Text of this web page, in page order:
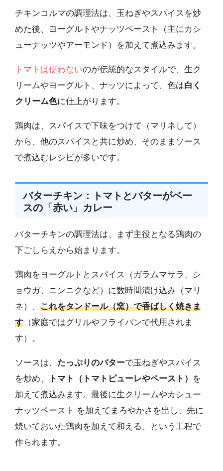
チキンコルマの調理法は、玉ねぎやスパイスを炒
めた後、ヨーグルトやナッツペースト（主にカシ
ューナッツやアーモンド）を加えて煮込みます。
トマトは使わないのが伝統的なスタイルで、生ク
リームやヨーグルト、ナッツによって、色は白く
クリーム色に仕上がります。
鶏肉は、スパイスで下味をつけて（マリネして）
から、他のスパイスと共に炒め、そのままソース
で煮込むレシピが多いです。
バターチキン：トマトとバターがベー
スの「赤い」カレー
バターチキンの調理法は、まず主役となる鶏肉の
下ごしらえから始まります。
鶏肉をヨーグルトとスパイス（ガラムマサラ、シ
ョウガ、ニンニクなど）に数時間漬け込み（マリ
ネ）、 これをタンドール（窯）で香ばしく焼きま
す （家庭ではグリルやフライパンで代用されま
す）。
ソースは、 たっぷりのバターで玉ねぎやスパイス
を炒め、
トマト（トマトピューレやペースト）
を
加えて煮込みます。最後に生クリームやカシュー
ナッツペースト を加えてまろやかさを出し、先に
焼いておいた鶏肉を加えて和える、という工程で
作られます。